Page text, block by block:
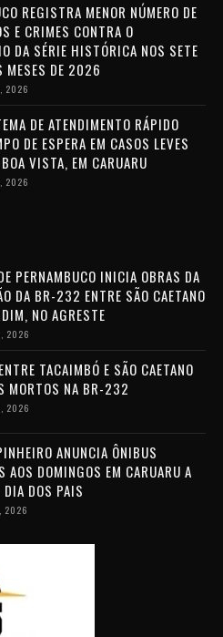
REGISTRA MENOR NÚMERO DE
E CRIMES CONTRA O
DA SÉRIE HISTÓRICA NOS SETE
MESES DE 2026
2026
DE ATENDIMENTO RÁPIDO
DE ESPERA EM CASOS LEVES
VISTA, EM CARUARU
2026
PERNAMBUCO INICIA OBRAS DA
DA BR-232 ENTRE SÃO CAETANO
NO AGRESTE
2026
TACAIMBÓ E SÃO CAETANO
MORTOS NA BR-232
2026
ANUNCIA ÔNIBUS
AOS DOMINGOS EM CARUARU A
DOS PAIS
2026